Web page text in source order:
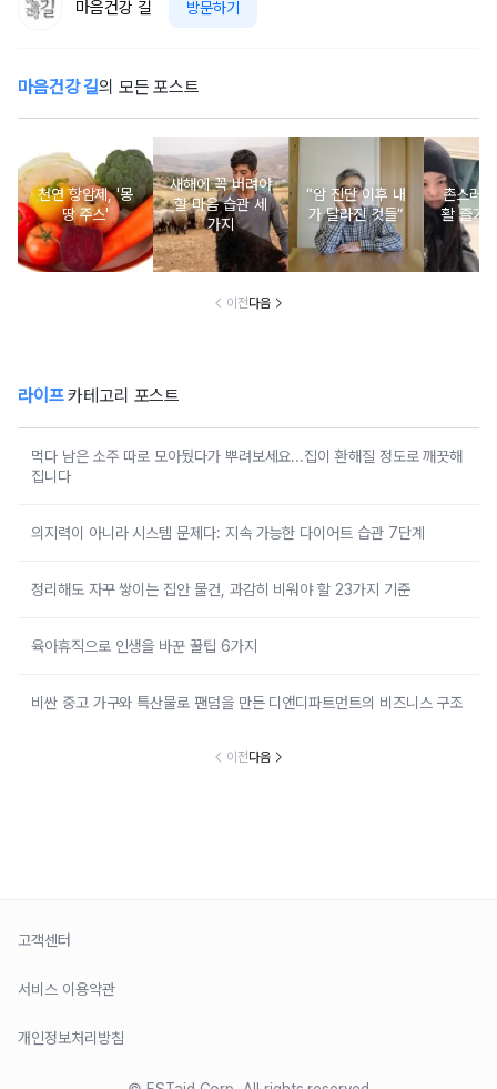
마음건강 길 방문하기
마음건강 길의 모든 포스트
천연 항암제, '몽
땅 주스'
새해에 꼭 버려야
할 마음 습관 세
가지
“암 진단 이후 내
가 달라진 것들”
촌스러
활 즐기
이전다음
라이프카테고리 포스트
먹다 남은 소주 따로 모아뒀다가 뿌려보세요...집이 환해질 정도로 깨끗해
집니다
의지력이 아니라 시스템 문제다: 지속 가능한 다이어트 습관 7단계
정리해도 자꾸 쌓이는 집안 물건, 과감히 비워야 할 23가지 기준
육아휴직으로 인생을 바꾼 꿀팁 6가지
비싼 중고 가구와 특산물로 팬덤을 만든 디앤디파트먼트의 비즈니스 구조
이전다음
고객센터
서비스 이용약관
개인정보처리방침